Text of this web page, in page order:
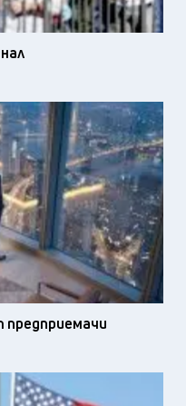
предприемачи